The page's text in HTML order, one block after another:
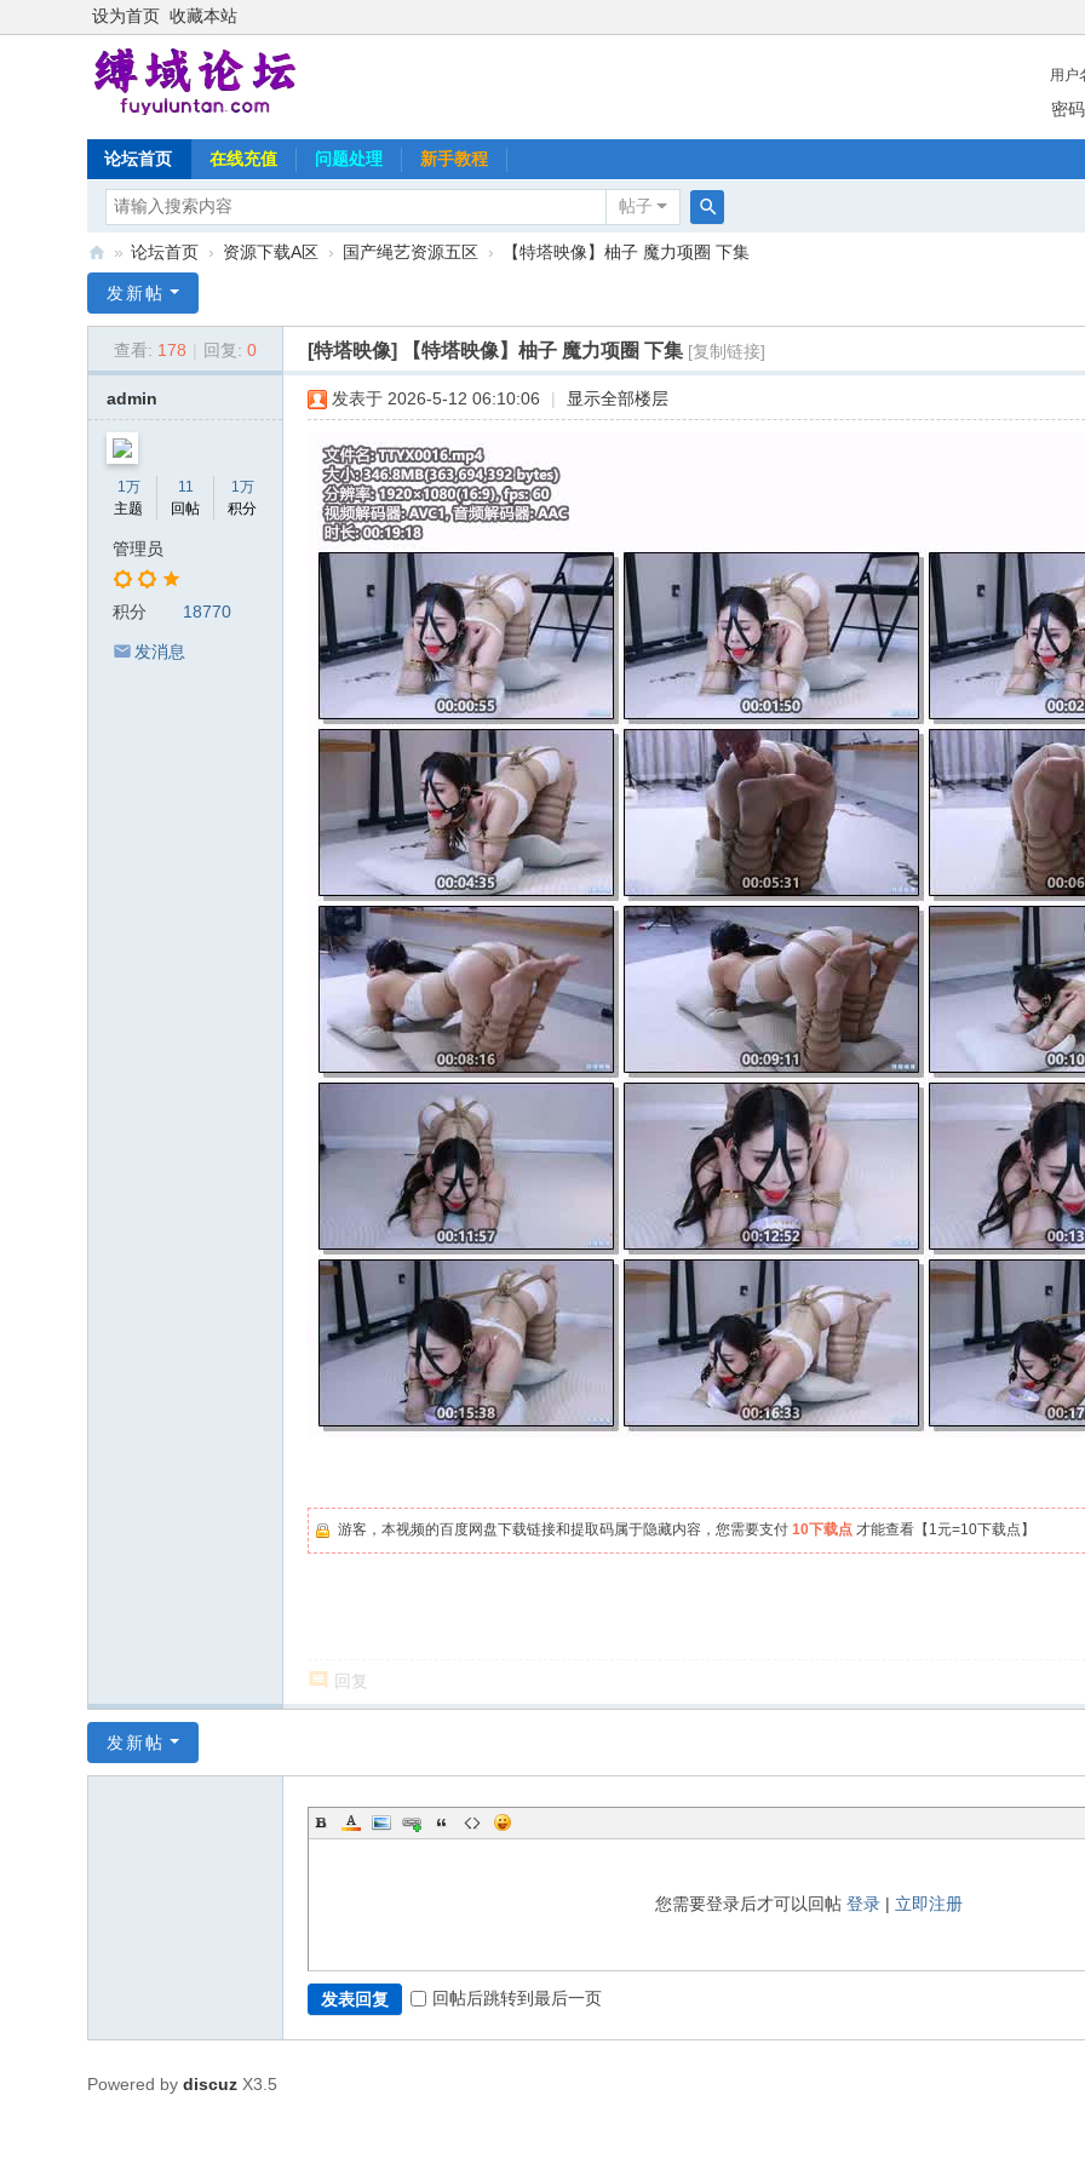
设为首页 收藏本站
用户
密码
论坛首页 在线充值 问题处理 新手教程
帖子
搜
域
» 论坛首页 › 资源下载A区 › 国产绳艺资源五区 › 【特塔映像】柚子 魔力项圈 下集
发新帖
查看: 178 回复: 0 [特塔映像] 【特塔映像】柚子 魔力项圈 下集 [复制链接]
admin
1万
主题
11
回帖
1万
积分
管理员
积分 18770
发消息
发表于 2026-5-12 06:10:06 显示全部楼层
游客，本视频的百度网盘下载链接和提取码属于隐藏内容，您需要支付 10下载点 才能查看【1元=10下载点】
回复
发新帖
您需要登录后才可以回帖 登录| 立即注册
发表回复 回帖后跳转到最后一页
Powered by discuz X3.5